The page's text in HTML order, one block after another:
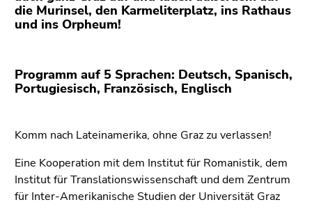
Zusatzinformationen
(Zugriffstaste
den
Seiteneinstellungen
8)
Suche
(Zugriffstaste
9)
die Murinsel, den Karmeliterplatz, ins Rathaus
und ins Orpheum!
Programm auf 5 Sprachen: Deutsch, Spanisch,
Portugiesisch, Französisch, Englisch
Komm nach Lateinamerika, ohne Graz zu verlassen!
Eine Kooperation mit dem Institut für Romanistik, dem
Institut für Translationswissenschaft und dem Zentrum
für Inter-Amerikanische Studien der Universität Graz